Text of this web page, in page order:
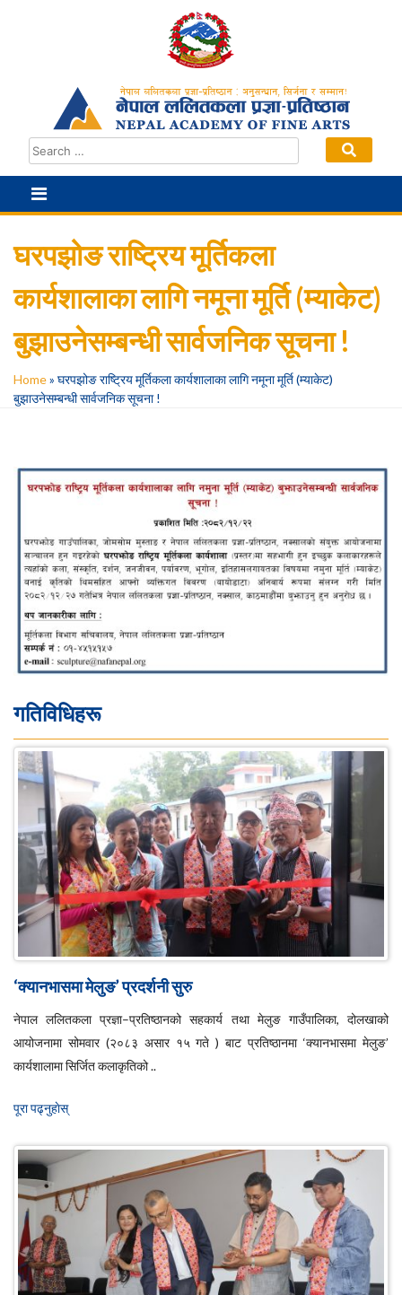
घरपझोङ राष्ट्रिय मूर्तिकला
कार्यशालाका लागि नमूना मूर्ति (म्याकेट)
बुझाउनेसम्बन्धी सार्वजनिक सूचना !
Home» घरपझोङ राष्ट्रिय मूर्तिकला कार्यशालाका लागि नमूना मूर्ति (म्याकेट)
बुझाउनेसम्बन्धी सार्वजनिक सूचना !
गतिविधिहरू
‘क्यानभासमा मेलुङ’ प्रदर्शनी सुरु
नेपाल ललितकला प्रज्ञा–प्रतिष्ठानको सहकार्य तथा मेलुङ गाउँपालिका, दोलखाको
आयोजनामा सोमवार (२०८३ असार १५ गते ) बाट प्रतिष्ठानमा ‘क्यानभासमा मेलुङ’
कार्यशालामा सिर्जित कलाकृतिको ..
पूरा पढ्नुहाेस्